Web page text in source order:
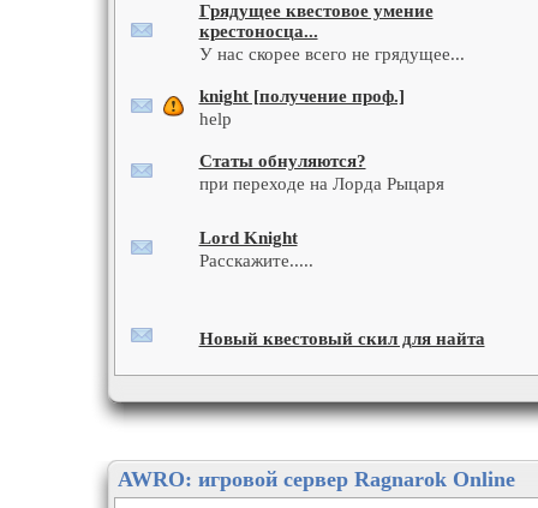
Грядущее квестовое умение
крестоносца...
У нас скорее всего не грядущее...
knight [получение проф.]
help
Статы обнуляются?
при переходе на Лорда Рыцаря
Lord Knight
Расскажите.....
Новый квестовый скил для найта
AWRO: игровой сервер Ragnarok Online